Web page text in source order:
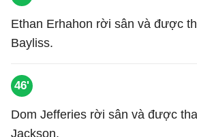
Ethan Erhahon rời sân và được
Bayliss.
46'
Dom Jefferies rời sân và được
Jackson.